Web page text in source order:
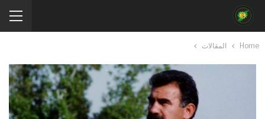
Home المقالات